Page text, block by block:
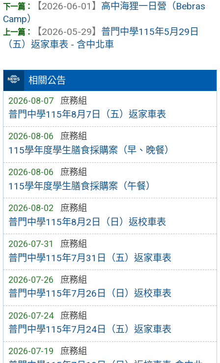
相關公告
2026-08-07 庶務組
普門中學115年8月7日（五）返家車表
2026-08-06 庶務組
115學年度學生膳食採購案（早、晚餐）
2026-08-06 庶務組
115學年度學生膳食採購案（午餐）
2026-08-02 庶務組
普門中學115年8月2日（日）返校車表
2026-07-31 庶務組
普門中學115年7月31日（五）返家車表
2026-07-26 庶務組
普門中學115年7月26日（日）返校車表
2026-07-24 庶務組
普門中學115年7月24日（五）返家車表
2026-07-19 庶務組
【2026-06-01】 高中海狸一日營（Bebras
Camp）
【2026-05-29】 普門中學115年5月29日
（五）返家車表 - 含中北車